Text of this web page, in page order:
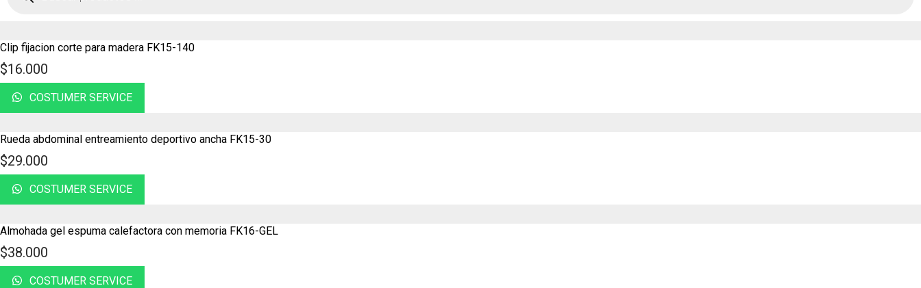
Clip fijacion corte para madera FK15-140
$16.000
COSTUMER SERVICE
Rueda abdominal entreamiento deportivo ancha FK15-30
$29.000
COSTUMER SERVICE
Almohada gel espuma calefactora con memoria FK16-GEL
$38.000
COSTUMER SERVICE